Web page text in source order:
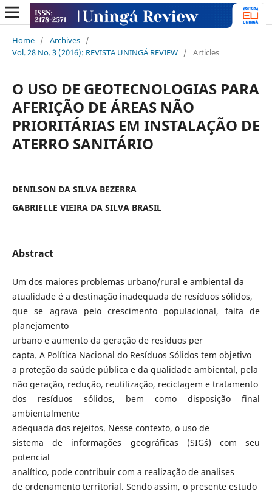
Home / Archives /
Vol. 28 No. 3 (2016): REVISTA UNINGÁ REVIEW / Articles
O USO DE GEOTECNOLOGIAS PARA
AFERIÇÃO DE ÁREAS NÃO
PRIORITÁRIAS EM INSTALAÇÃO DE
ATERRO SANITÁRIO
DENILSON DA SILVA BEZERRA
GABRIELLE VIEIRA DA SILVA BRASIL
Abstract
Um dos maiores problemas urbano/rural e ambiental da
atualidade é a destinação inadequada de resíduos sólidos,
que se agrava pelo crescimento populacional, falta de
planejamento
urbano e aumento da geração de resíduos per
capta. A Política Nacional do Resíduos Sólidos tem objetivo
a proteção da saúde pública e da qualidade ambiental, pela
não geração, redução, reutilização, reciclagem e tratamento
dos resíduos sólidos, bem como disposição final
ambientalmente
adequada dos rejeitos. Nesse contexto, o uso de
sistema de informações geográficas (SIG´s) com seu
potencial
analítico, pode contribuir com a realização de analises
de ordenamento territorial. Sendo assim, o presente estudo